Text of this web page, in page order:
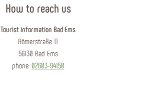
How to reach us
Tourist information Bad Ems
Römerstraße 11
56130 Bad Ems
phone: 02603-94150